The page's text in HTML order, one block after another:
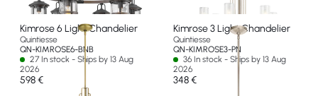
Kimrose 6 Light Chandelier
Quintiesse
QN-KIMROSE6-BNB
27 In stock - Ships by 13 Aug
2026
598 €
Kimrose 3 Light Chandelier
Quintiesse
QN-KIMROSE3-PN
36 In stock - Ships by 13 Aug
2026
348 €